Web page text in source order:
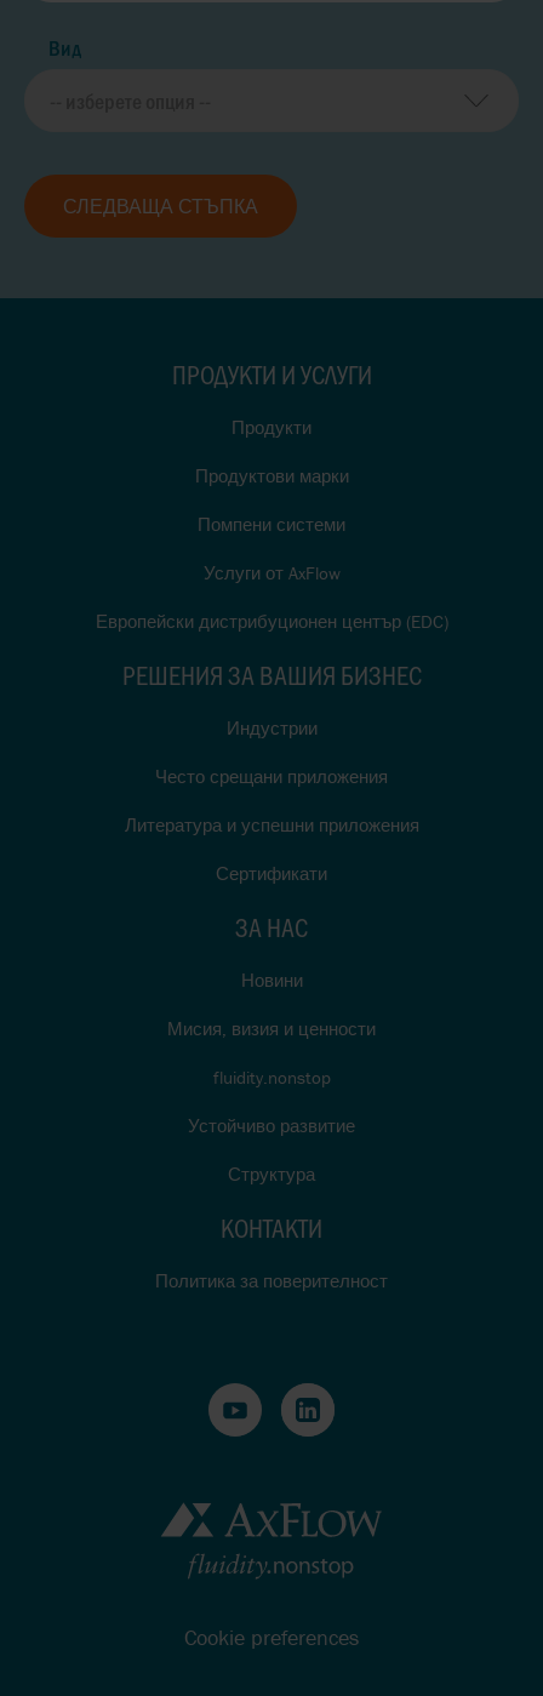
Вид
СЛЕДВАЩА СТЪПКА
ПРОДУКТИ И УСЛУГИ
Продукти
Продуктови марки
Помпени системи
Услуги от AxFlow
Европейски дистрибуционен център (EDC)
РЕШЕНИЯ ЗА ВАШИЯ БИЗНЕС
Индустрии
Често срещани приложения
Литература и успешни приложения
Сертификати
ЗА НАС
Новини
Мисия, визия и ценности
fluidity.nonstop
Устойчиво развитие
Структура
КОНТАКТИ
Политика за поверителност
Cookie preferences